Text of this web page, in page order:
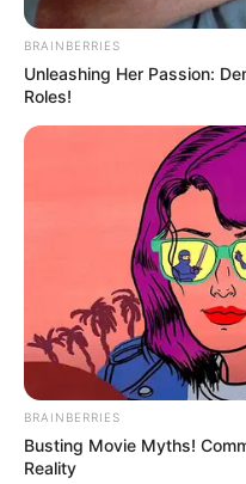
BRAINBERRIES
Unleashing Her Passion:
Roles!
BRAINBERRIES
Busting Movie Myths!
Reality